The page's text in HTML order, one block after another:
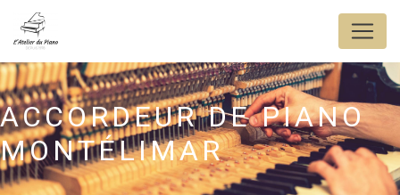
ACCORDEUR DE PIANO
MONTÉLIMAR
Panneau de gestion des cookies